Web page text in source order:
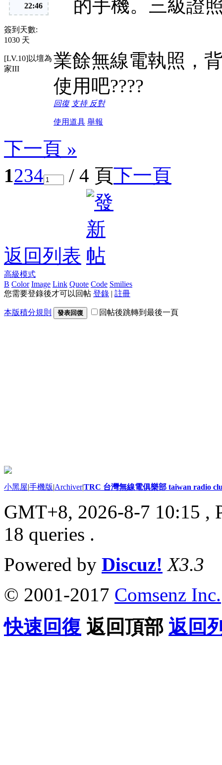
22:46
簽到天數:
1030 天
[LV.10]以壇為
家III
的手機。三級證
業餘無線電執照，
使用吧????
回復 支持 反對
使用道具 舉報
下一頁 »
1234 / 4 頁下一頁
返回列表
高級模式
B Color Image Link Quote Code Smilies
您需要登錄後才可以回帖 登錄 | 註冊
本版積分規則 發表回復 回帖後跳轉到最後一頁
小黑屋|手機版|Archiver|TRC 台灣無線電俱樂部 taiwan radio
GMT+8, 2026-8-7 10:15 ,
18 queries .
Powered by Discuz! X3.3
© 2001-2017 Comsenz Inc.
快速回復 返回頂部 返回